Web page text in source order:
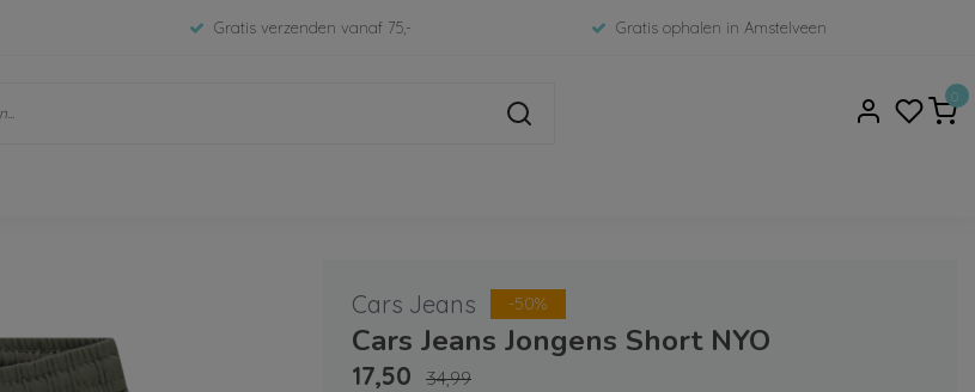
Gratis verzenden vanaf 75,- Gratis ophalen in Amstelveen
0
Cars Jeans -50%
Cars Jeans Jongens Short NYO
17,50 34,99